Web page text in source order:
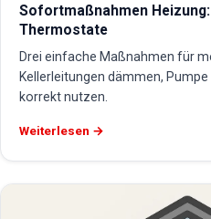
Sofortmaßnahmen
Thermostate
Drei einfache Maßnahmen für
Kellerleitungen dämmen,
korrekt nutzen.
Weiterlesen →